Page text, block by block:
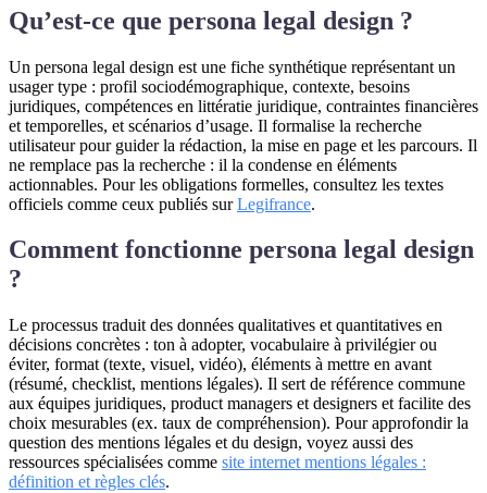
Qu’est-ce que persona legal design ?
Un persona legal design est une fiche synthétique représentant un
usager type : profil sociodémographique, contexte, besoins
juridiques, compétences en littératie juridique, contraintes financières
et temporelles, et scénarios d’usage. Il formalise la recherche
utilisateur pour guider la rédaction, la mise en page et les parcours. Il
ne remplace pas la recherche : il la condense en éléments
actionnables. Pour les obligations formelles, consultez les textes
officiels comme ceux publiés surLegifrance.
Comment fonctionne persona legal design
?
Le processus traduit des données qualitatives et quantitatives en
décisions concrètes : ton à adopter, vocabulaire à privilégier ou
éviter, format (texte, visuel, vidéo), éléments à mettre en avant
(résumé, checklist, mentions légales). Il sert de référence commune
aux équipes juridiques, product managers et designers et facilite des
choix mesurables (ex. taux de compréhension). Pour approfondir la
question des mentions légales et du design, voyez aussi des
ressources spécialisées comme site internet mentions légales :
définition et règles clés.